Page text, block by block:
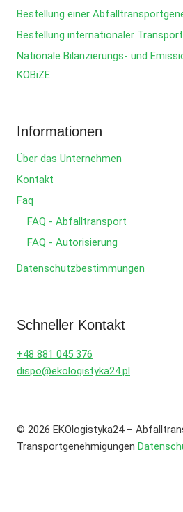
Bestellung einer
Bestellung internationaler
Nationale Bilanzierungs- und
KOBiZE
Informationen
Über das Unternehmen
Kontakt
Faq
FAQ - Abfalltransport
FAQ - Autorisierung
Datenschutzbestimmungen
Schneller Kontakt
+48 881 045 376
dispo@ekologistyka24.pl
© 2026 EKOlogistyka24 –
Transportgenehmigungen